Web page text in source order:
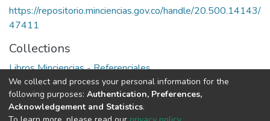
https://repositorio.minciencias.gov.co/handle/20.500.14143/
47411
Collections
Libros Minciencias - Referenciales
Full item page
We collect and process your personal information for the
following purposes: Authentication, Preferences,
Acknowledgement and Statistics.